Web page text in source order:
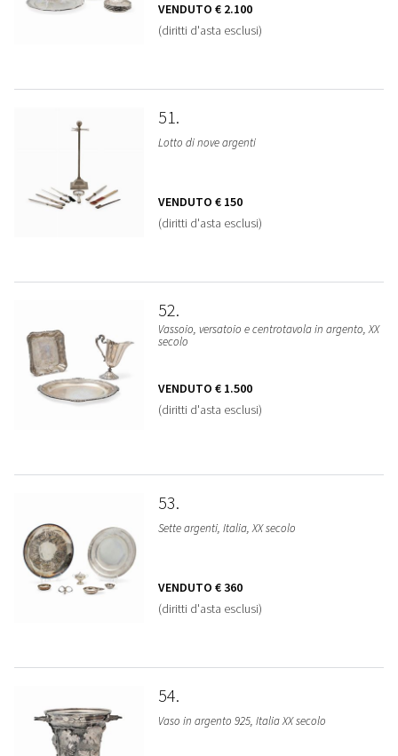
VENDUTO € 2.100
(diritti d'asta esclusi)
51
Lotto di nove argenti
VENDUTO € 150
(diritti d'asta esclusi)
52
Vassoio, versatoio e centrotavola in argento, XX
secolo
VENDUTO € 1.500
(diritti d'asta esclusi)
53
Sette argenti, Italia, XX secolo
VENDUTO € 360
(diritti d'asta esclusi)
54
Vaso in argento 925, Italia XX secolo